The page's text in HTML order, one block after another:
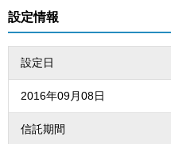
設定情報
設定日
2016年09月08日
信託期間